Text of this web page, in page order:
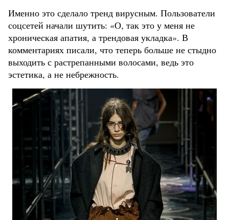
Именно это сделало тренд вирусным. Пользователи
соцсетей начали шутить: «О, так это у меня не
хроническая апатия, а трендовая укладка». В
комментариях писали, что теперь больше не стыдно
выходить с растрепанными волосами, ведь это
эстетика, а не небрежность.